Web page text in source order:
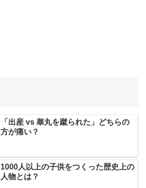
「出産 vs 睾丸を蹴られた」どちらの
方が痛い？
1000人以上の子供をつくった歴史上の
人物とは？